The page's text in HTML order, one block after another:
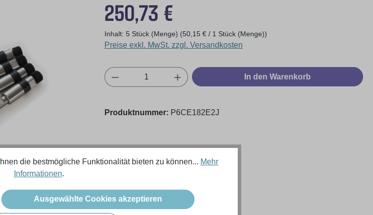
250,73 €
Inhalt: 5 Stück (Menge) (50,15 € / 1 Stück (Menge))
Preise exkl. MwSt. zzgl. Versandkosten
Produkt Anzahl: Gib den gewünschten Wert ein
In den Warenkorb
Produktnummer: P6CE182E2J
die bestmögliche Funktionalität bieten zu können... Mehr
Informationen.
Ausgewählte Cookies akzeptieren